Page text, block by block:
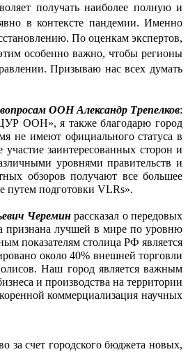
получать наиболее полную и
в контексте пандемии. Именно
По оценкам экспертов,
особенно важно, чтобы регионы
Призываю нас всех думать
ООН Александр Трепелков:
ООН», я также благодарю город
не имеют официального статуса в
заинтересованных сторон и
уровнями правительств и
обзоров получают все большее
путем подготовки VLRs».
Черемин рассказал о передовых
признана лучшей в мире по уровню
показателям столица РФ является
около 40% внешней торговли
Наш город является важным
и производства на территории
коммерциализация научных
за счет городского бюджета новых,